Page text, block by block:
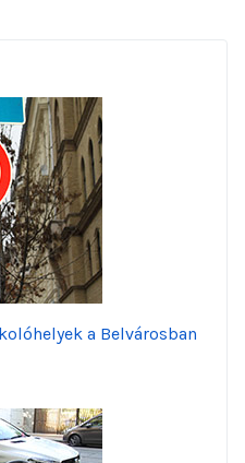
a Belvárosban